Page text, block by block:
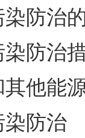
防治
防治
他能
防治